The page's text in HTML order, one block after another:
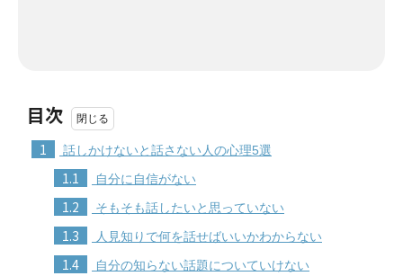
目次
1 話しかけないと話さない人の心理5選
1.1 自分に自信がない
1.2 そもそも話したいと思っていない
1.3 人見知りで何を話せばいいかわからない
1.4 自分の知らない話題についていけない